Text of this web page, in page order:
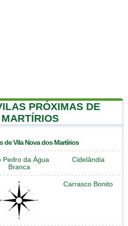
PRÓXIMAS DE
de Vila Nova dos Martírios
Pedro da Água
Branca
Cidelândia
Carrasco Bonito